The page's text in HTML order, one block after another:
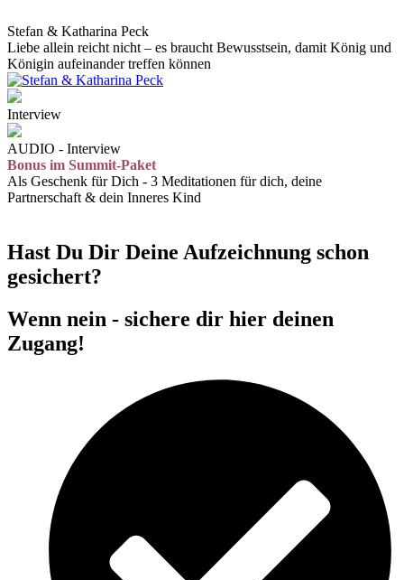
Stefan & Katharina Peck
Liebe allein reicht nicht – es braucht Bewusstsein, damit König und
Königin aufeinander treffen können
Interview
AUDIO - Interview
Bonus im Summit-Paket
Als Geschenk für Dich - 3 Meditationen für dich, deine
Partnerschaft & dein Inneres Kind
Hast Du Dir Deine Aufzeichnung schon
gesichert?
Wenn nein - sichere dir hier deinen
Zugang!